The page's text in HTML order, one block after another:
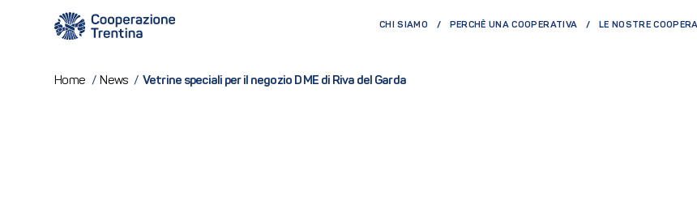
CHI SIAMO PERCHÈ UNA COOPERATIVA LE NOSTRE
Home / News / Vetrine speciali per il negozio D ME di Riva del Garda